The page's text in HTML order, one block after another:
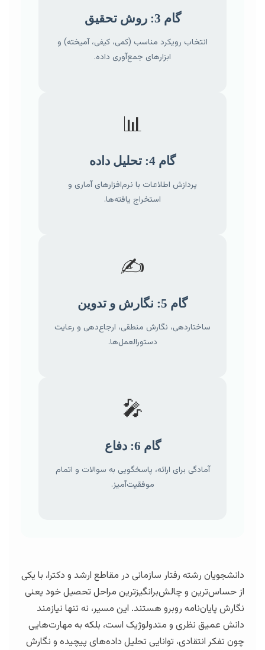
گام 3: روش تحقیق
انتخاب رویکرد مناسب (کمی، کیفی، آمیخته) و
ابزارهای جمع‌آوری داده.
📊
گام 4: تحلیل داده
پردازش اطلاعات با نرم‌افزارهای آماری و
استخراج یافته‌ها.
✍️
گام 5: نگارش و تدوین
ساختاردهی، نگارش منطقی، ارجاع‌دهی و رعایت
دستورالعمل‌ها.
🎤
گام 6: دفاع
آمادگی برای ارائه، پاسخگویی به سوالات و اتمام
موفقیت‌آمیز.
دانشجویان رشته رفتار سازمانی در مقاطع ارشد و دکترا، با یکی
از حساس‌ترین و چالش‌برانگیزترین مراحل تحصیل خود یعنی
نگارش پایان‌نامه روبرو هستند. این مسیر، نه تنها نیازمند
دانش عمیق نظری و متدولوژیک است، بلکه به مهارت‌هایی
چون تفکر انتقادی، توانایی تحلیل داده‌های پیچیده و نگارش